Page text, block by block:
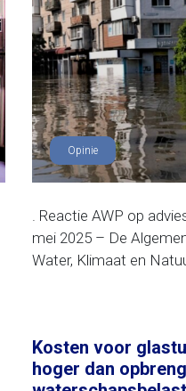
Opinie
. Reactie AWP op
mei 2025 – De
Water, Klimaat en
Kosten voor
hoger dan